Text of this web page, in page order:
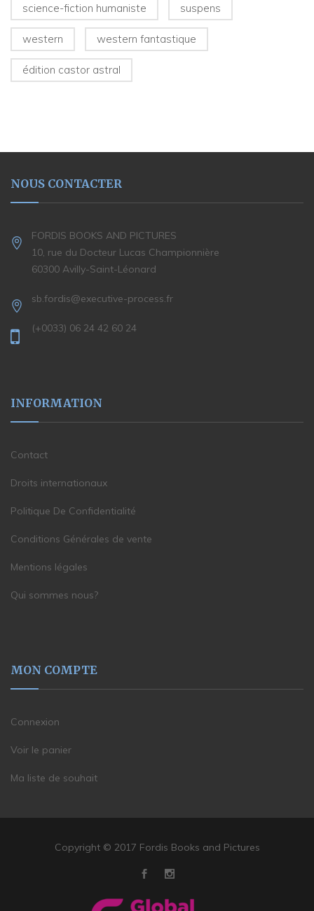
science-fiction humaniste suspens
western western fantastique
édition castor astral
NOUS CONTACTER
FORDIS BOOKS AND PICTURES
10, rue du Docteur Lucas Championnière
60300 Avilly-Saint-Léonard
sb.fordis@executive-process.fr
(+0033) 06 24 42 60 24
INFORMATION
Contact
Droits internationaux
Politique De Confidentialité
Conditions Générales de vente
Mentions légales
Qui sommes nous?
MON COMPTE
Connexion
Voir le panier
Ma liste de souhait
Copyright © 2017 Fordis Books and Pictures